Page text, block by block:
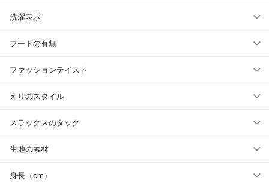
洗濯表示
フードの有無
ファッションテイスト
えりのスタイル
スラックスのタック
生地の素材
身長（cm）